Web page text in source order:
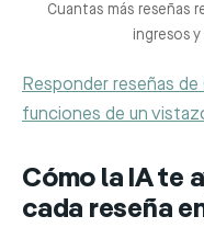
Cuantas más reseñas
ingresos
Responder reseñas
funciones de un
Cómo la IA te
cada reseña